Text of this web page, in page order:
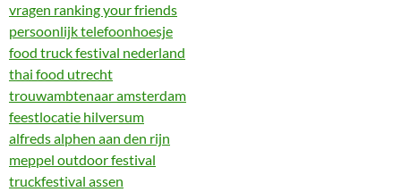
vragen ranking your friends
persoonlijk telefoonhoesje
food truck festival nederland
thai food utrecht
trouwambtenaar amsterdam
feestlocatie hilversum
alfreds alphen aan den rijn
meppel outdoor festival
truckfestival assen